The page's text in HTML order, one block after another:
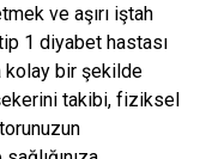
ve aşırı iştah
1 diyabet hastası
kolay bir şekilde
takibi, fiziksel